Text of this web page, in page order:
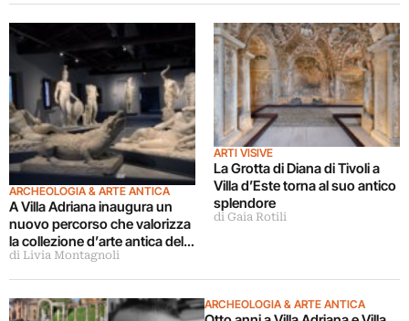
ARCHEOLOGIA & ARTE ANTICA
A Villa Adriana inaugura un
nuovo percorso che valorizza
la collezione d’arte antica del
sito archeologico romano
di Livia Montagnoli
ARTI VISIVE
La Grotta di Diana di Tivoli a
Villa d’Este torna al suo antico
splendore
di Gaia Rotili
ARCHEOLOGIA & ARTE ANTICA